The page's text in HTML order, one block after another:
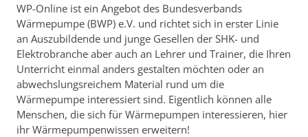
WP-Online ist ein Angebot des Bundesverbands
Wärmepumpe (BWP) e.V. und richtet sich in erster Linie
an Auszubildende und junge Gesellen der SHK- und
Elektrobranche aber auch an Lehrer und Trainer, die Ihren
Unterricht einmal anders gestalten möchten oder an
abwechslungsreichem Material rund um die
Wärmepumpe interessiert sind. Eigentlich können alle
Menschen, die sich für Wärmepumpen interessieren, hier
ihr Wärmepumpenwissen erweitern!